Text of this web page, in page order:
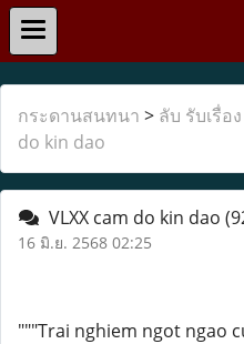
กระดานสนทนา > ลับ รับเรื่อ
do kin dao
VLXX cam do kin dao
16 มิ.ย. 2568 02:25
"""Trai nghiem ngot ngao